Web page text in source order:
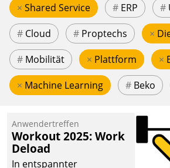
× Shared Service # ERP #
# Cloud # Proptechs ×
# Mobilität × Plattform ×
× Machine Learning # Beko
Anwendertreffen
Workout 2025: Work
Deload
In entspannter